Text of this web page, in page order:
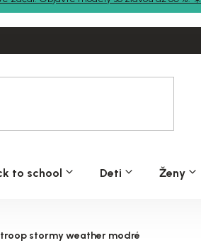
to school Deti Ženy
stormy weather modré